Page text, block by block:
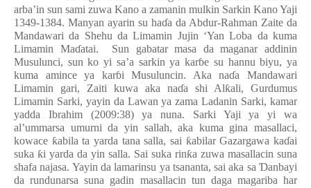
arba’in sun sami zuwa Kano a zamanin mulkin Sarkin Kano Yaji
1349-1384. Manyan ayarin su haɗa da Abdur-Rahman Zaite da
Mandawari da Shehu da Limamin Jujin ‘Yan Loba da kuma
Limamin Maɗatai.
Sun gabatar masa da maganar addinin
Musulunci, sun ko yi sa’a sarkin ya karɓe su hannu biyu, ya
kuma amince ya karɓi Musuluncin. Aka naɗa Mandawari
Limamin gari, Zaiti kuwa aka naɗa shi Alƙali, Gurdumus
Limamin Sarki, yayin da Lawan ya zama Ladanin Sarki, kamar
yadda Ibrahim (2009:38) ya nuna. Sarki Yaji ya yi wa
al’ummarsa umurni da yin sallah, aka kuma gina masallaci,
kowace ƙabila ta yarda tana salla, sai ƙabilar Gazargawa kaɗai
suka ƙi yarda da yin salla. Sai suka rinƙa zuwa masallacin suna
shafa najasa. Yayin da lamarinsu ya tsananta, sai aka sa Ɗanbayi
da rundunarsa suna gadin masallacin tun daga magariba har